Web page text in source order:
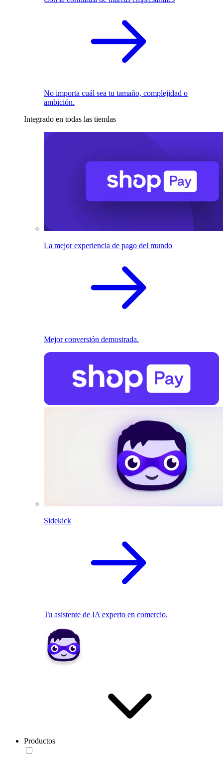
No importa cuál sea tu tamaño, complejidad o
ambición.
Integrado en todas las tiendas
La mejor experiencia de pago del mundo
Mejor conversión demostrada.
Sidekick
Tu asistente de IA experto en comercio.
Productos